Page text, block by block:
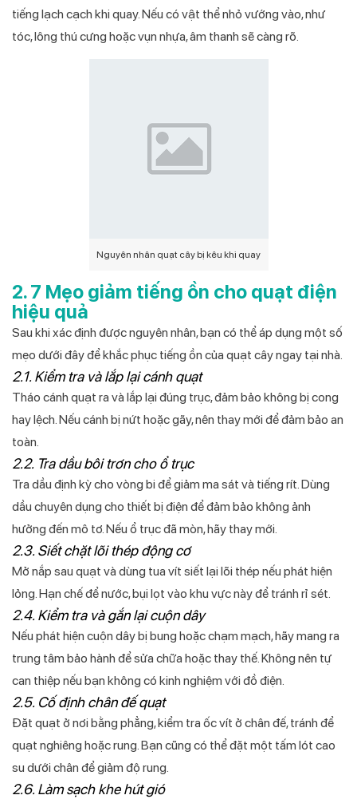
tiếng lạch cạch khi quay. Nếu có vật thể nhỏ vướng vào, như
tóc, lông thú cưng hoặc vụn nhựa, âm thanh sẽ càng rõ.
Nguyên nhân quạt cây bị kêu khi quay
2. 7 Mẹo giảm tiếng ồn cho quạt điện
hiệu quả
Sau khi xác định được nguyên nhân, bạn có thể áp dụng một số
mẹo dưới đây để khắc phục tiếng ồn của quạt cây ngay tại nhà.
2.1. Kiểm tra và lắp lại cánh quạt
Tháo cánh quạt ra và lắp lại đúng trục, đảm bảo không bị cong
hay lệch. Nếu cánh bị nứt hoặc gãy, nên thay mới để đảm bảo an
toàn.
2.2. Tra dầu bôi trơn cho ổ trục
Tra dầu định kỳ cho vòng bi để giảm ma sát và tiếng rít. Dùng
dầu chuyên dụng cho thiết bị điện để đảm bảo không ảnh
hưởng đến mô tơ. Nếu ổ trục đã mòn, hãy thay mới.
2.3. Siết chặt lõi thép động cơ
Mở nắp sau quạt và dùng tua vít siết lại lõi thép nếu phát hiện
lỏng. Hạn chế để nước, bụi lọt vào khu vực này để tránh rỉ sét.
2.4. Kiểm tra và gắn lại cuộn dây
Nếu phát hiện cuộn dây bị bung hoặc chạm mạch, hãy mang ra
trung tâm bảo hành để sửa chữa hoặc thay thế. Không nên tự
can thiệp nếu bạn không có kinh nghiệm với đồ điện.
2.5. Cố định chân đế quạt
Đặt quạt ở nơi bằng phẳng, kiểm tra ốc vít ở chân đế, tránh để
quạt nghiêng hoặc rung. Bạn cũng có thể đặt một tấm lót cao
su dưới chân để giảm độ rung.
2.6. Làm sạch khe hút gió